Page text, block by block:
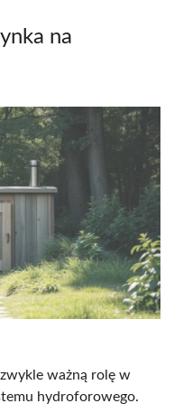
na
ważną rolę w
hydroforowego.